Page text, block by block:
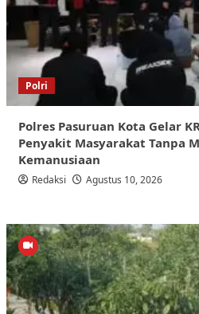
Polri
Polres Pasuruan Kota Gelar
Penyakit Masyarakat Tanpa
Kemanusiaan
Redaksi Agustus 10, 2026